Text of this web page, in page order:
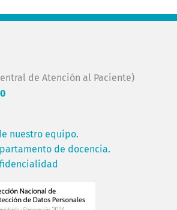
de Atención al Paciente)
nuestro equipo.
de docencia.